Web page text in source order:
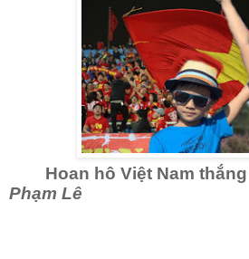
Hoan hô Việt Nam
Phạm Lê